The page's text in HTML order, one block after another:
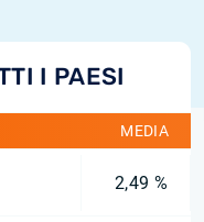
I PAESI
MEDIA
2,49 %